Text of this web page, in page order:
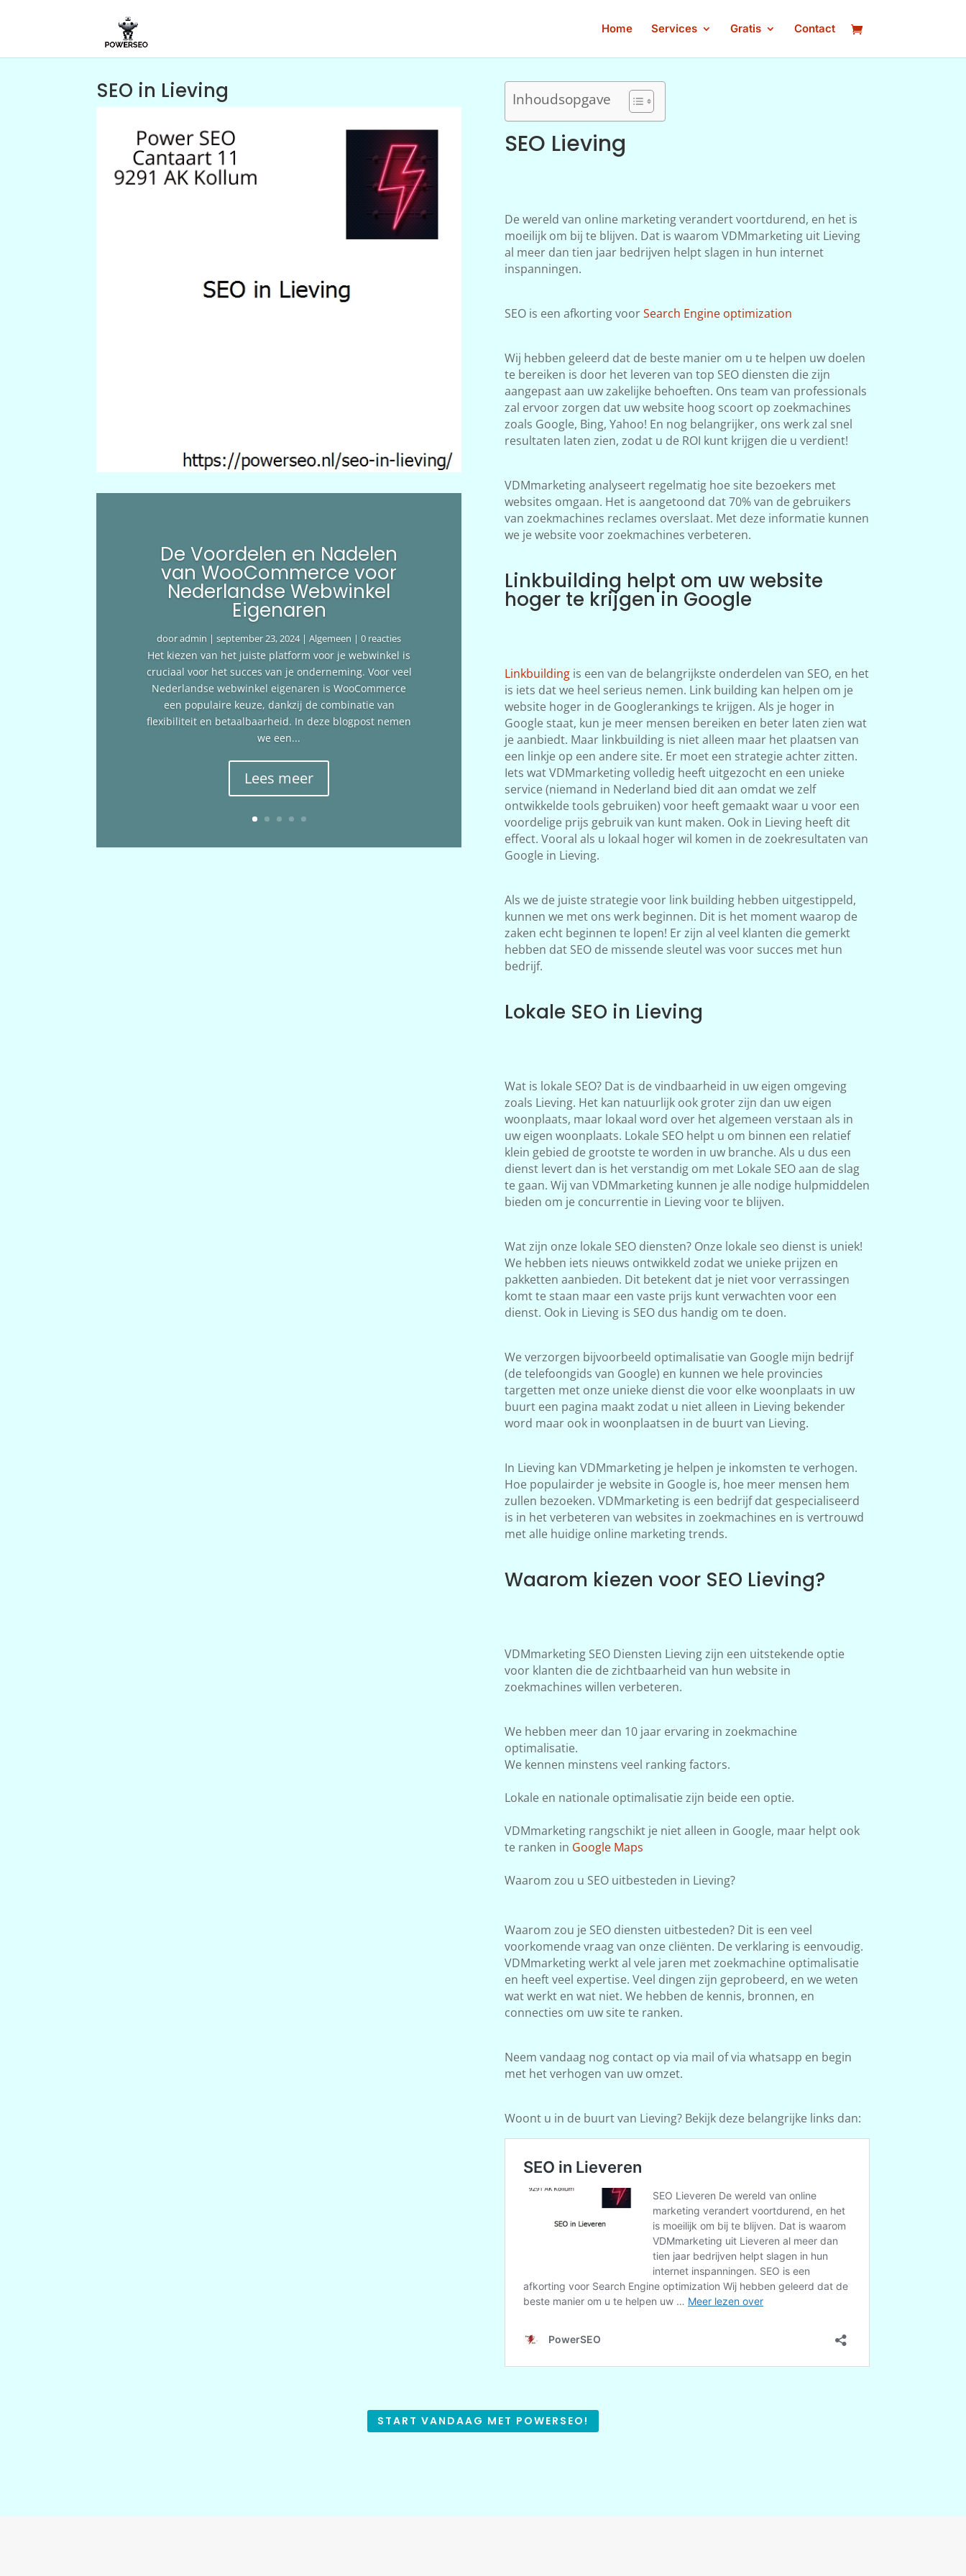
Home Services Gratis Contact
SEO in Lieving
De Voordelen en Nadelen
van WooCommerce voor
Nederlandse Webwinkel
Eigenaren
dooradmin |september 23, 2024|Algemeen | 0 reacties
Het kiezen van het juiste platform voor je webwinkel is
cruciaal voor het succes van je onderneming. Voor veel
Nederlandse webwinkel eigenaren is WooCommerce
een populaire keuze, dankzij de combinatie van
flexibiliteit en betaalbaarheid. In deze blogpost nemen
we een...
Lees meer
Inhoudsopgave
SEO Lieving
De wereld van online marketing verandert voortdurend, en het is
moeilijk om bij te blijven. Dat is waarom VDMmarketing uit Lieving
al meer dan tien jaar bedrijven helpt slagen in hun internet
inspanningen.
SEO is een afkorting voorSearch Engine optimization
Wij hebben geleerd dat de beste manier om u te helpen uw doelen
te bereiken is door het leveren van top SEO diensten die zijn
aangepast aan uw zakelijke behoeften. Ons team van professionals
zal ervoor zorgen dat uw website hoog scoort op zoekmachines
zoals Google, Bing, Yahoo! En nog belangrijker, ons werk zal snel
resultaten laten zien, zodat u de ROI kunt krijgen die u verdient!
VDMmarketing analyseert regelmatig hoe site bezoekers met
websites omgaan. Het is aangetoond dat 70% van de gebruikers
van zoekmachines reclames overslaat. Met deze informatie kunnen
we je website voor zoekmachines verbeteren.
Linkbuilding helpt om uw website
hoger te krijgen in Google
Linkbuildingis een van de belangrijkste onderdelen van SEO, en het
is iets dat we heel serieus nemen. Link building kan helpen om je
website hoger in de Googlerankings te krijgen. Als je hoger in
Google staat, kun je meer mensen bereiken en beter laten zien wat
je aanbiedt. Maar linkbuilding is niet alleen maar het plaatsen van
een linkje op een andere site. Er moet een strategie achter zitten.
Iets wat VDMmarketing volledig heeft uitgezocht en een unieke
service (niemand in Nederland bied dit aan omdat we zelf
ontwikkelde tools gebruiken) voor heeft gemaakt waar u voor een
voordelige prijs gebruik van kunt maken. Ook in Lieving heeft dit
effect. Vooral als u lokaal hoger wil komen in de zoekresultaten van
Google in Lieving.
Als we de juiste strategie voor link building hebben uitgestippeld,
kunnen we met ons werk beginnen. Dit is het moment waarop de
zaken echt beginnen te lopen! Er zijn al veel klanten die gemerkt
hebben dat SEO de missende sleutel was voor succes met hun
bedrijf.
Lokale SEO in Lieving
Wat is lokale SEO? Dat is de vindbaarheid in uw eigen omgeving
zoals Lieving. Het kan natuurlijk ook groter zijn dan uw eigen
woonplaats, maar lokaal word over het algemeen verstaan als in
uw eigen woonplaats. Lokale SEO helpt u om binnen een relatief
klein gebied de grootste te worden in uw branche. Als u dus een
dienst levert dan is het verstandig om met Lokale SEO aan de slag
te gaan. Wij van VDMmarketing kunnen je alle nodige hulpmiddelen
bieden om je concurrentie in Lieving voor te blijven.
Wat zijn onze lokale SEO diensten? Onze lokale seo dienst is uniek!
We hebben iets nieuws ontwikkeld zodat we unieke prijzen en
pakketten aanbieden. Dit betekent dat je niet voor verrassingen
komt te staan maar een vaste prijs kunt verwachten voor een
dienst. Ook in Lieving is SEO dus handig om te doen.
We verzorgen bijvoorbeeld optimalisatie van Google mijn bedrijf
(de telefoongids van Google) en kunnen we hele provincies
targetten met onze unieke dienst die voor elke woonplaats in uw
buurt een pagina maakt zodat u niet alleen in Lieving bekender
word maar ook in woonplaatsen in de buurt van Lieving.
In Lieving kan VDMmarketing je helpen je inkomsten te verhogen.
Hoe populairder je website in Google is, hoe meer mensen hem
zullen bezoeken. VDMmarketing is een bedrijf dat gespecialiseerd
is in het verbeteren van websites in zoekmachines en is vertrouwd
met alle huidige online marketing trends.
Waarom kiezen voor SEO Lieving?
VDMmarketing SEO Diensten Lieving zijn een uitstekende optie
voor klanten die de zichtbaarheid van hun website in
zoekmachines willen verbeteren.
We hebben meer dan 10 jaar ervaring in zoekmachine
optimalisatie.
We kennen minstens veel ranking factors.
Lokale en nationale optimalisatie zijn beide een optie.
VDMmarketing rangschikt je niet alleen in Google, maar helpt ook
te ranken in Google Maps
Waarom zou u SEO uitbesteden in Lieving?
Waarom zou je SEO diensten uitbesteden? Dit is een veel
voorkomende vraag van onze cliënten. De verklaring is eenvoudig.
VDMmarketing werkt al vele jaren met zoekmachine optimalisatie
en heeft veel expertise. Veel dingen zijn geprobeerd, en we weten
wat werkt en wat niet. We hebben de kennis, bronnen, en
connecties om uw site te ranken.
Neem vandaag nog contact op via mail of via whatsapp en begin
met het verhogen van uw omzet.
Woont u in de buurt van Lieving? Bekijk deze belangrijke links dan:
START VANDAAG MET POWERSEO!